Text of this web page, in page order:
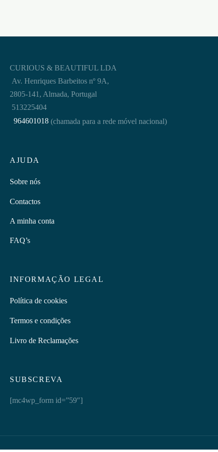
SUBSCREVA
[mc4wp_form id=”59″]
AJUDA
Sobre nós
Contactos
A minha conta
FAQ’s
INFORMAÇÃO LEGAL
Política de cookies
Termos e condições
Livro de Reclamações
CURIOUS & BEAUTIFUL LDA
Av. Henriques Barbeitos nº 9A,
2805-141, Almada, Portugal
513225404
964601018 (chamada para a rede móvel nacional)